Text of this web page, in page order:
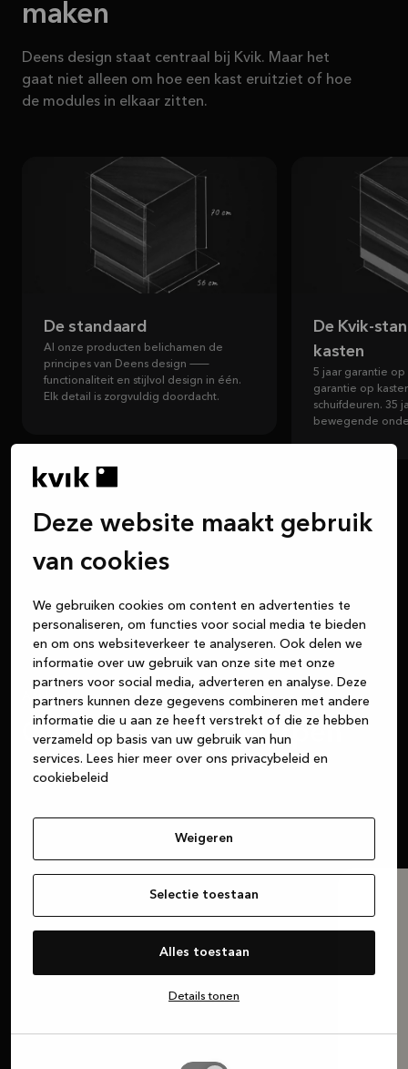
Deze website maakt gebruik
van cookies
We gebruiken cookies om content en advertenties te
personaliseren, om functies voor social media te bieden
en om ons websiteverkeer te analyseren. Ook delen we
informatie over uw gebruik van onze site met onze
partners voor social media, adverteren en analyse. Deze
partners kunnen deze gegevens combineren met andere
informatie die u aan ze heeft verstrekt of die ze hebben
verzameld op basis van uw gebruik van hun
services. Lees hier meer over ons privacybeleid en
cookiebeleid
Weigeren
Selectie toestaan
Alles toestaan
Details tonen
maken
Deens design staat centraal bij Kvik. Maar het
gaat niet alleen om hoe een kast eruitziet of hoe
de modules in elkaar zitten.
De standaard
Al onze producten belichamen de
principes van Deens design —
functionaliteit en stijlvol design in één.
Elk detail is zorgvuldig doordacht.
De Kvik-
kasten
5 jaar garantie
garantie op
schuifdeuren. 35
bewegende
Aanbod
Ontdek onze ontwerpen
Wij zijn de experts. Maar het is jouw keuken. De